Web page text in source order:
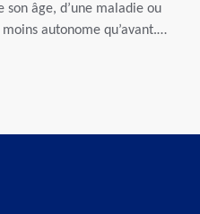
son âge, d’une maladie ou
autonome qu’avant.